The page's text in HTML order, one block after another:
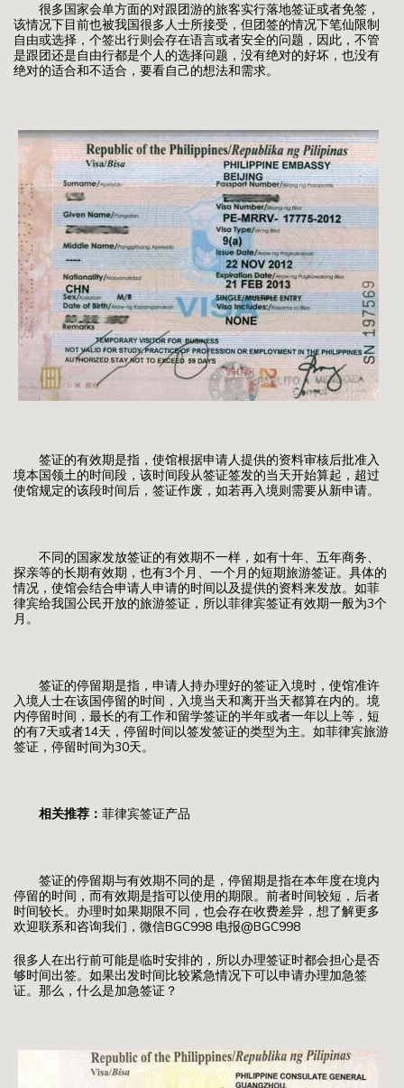
很多国家会单方面的对跟团游的旅客实行落地签证或者免签，
该情况下目前也被我国很多人士所接受，但团签的情况下笔仙限制
自由或选择，个签出行则会存在语言或者安全的问题，因此，不管
是跟团还是自由行都是个人的选择问题，没有绝对的好坏，也没有
绝对的适合和不适合，要看自己的想法和需求。
签证的有效期是指，使馆根据申请人提供的资料审核后批准入
境本国领土的时间段，该时间段从签证签发的当天开始算起，超过
使馆规定的该段时间后，签证作废，如若再入境则需要从新申请。
不同的国家发放签证的有效期不一样，如有十年、五年商务、
探亲等的长期有效期，也有3个月、一个月的短期旅游签证。具体的
情况，使馆会结合申请人申请的时间以及提供的资料来发放。如菲
律宾给我国公民开放的旅游签证，所以菲律宾签证有效期一般为3个
月。
签证的停留期是指，申请人持办理好的签证入境时，使馆准许
入境人士在该国停留的时间，入境当天和离开当天都算在内的。境
内停留时间，最长的有工作和留学签证的半年或者一年以上等，短
的有7天或者14天，停留时间以签发签证的类型为主。如菲律宾旅游
签证，停留时间为30天。
相关推荐： 菲律宾签证产品
签证的停留期与有效期不同的是，停留期是指在本年度在境内
停留的时间，而有效期是指可以使用的期限。前者时间较短，后者
时间较长。办理时如果期限不同，也会存在收费差异，想了解更多
欢迎联系和咨询我们，微信BGC998 电报@BGC998
很多人在出行前可能是临时安排的，所以办理签证时都会担心是否
够时间出签。如果出发时间比较紧急情况下可以申请办理加急签
证。那么，什么是加急签证？